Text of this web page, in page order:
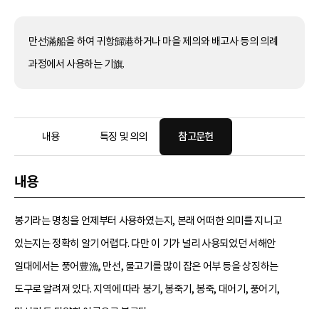
만선滿船을 하여 귀항歸港하거나 마을 제의와 배고사 등의 의례
과정에서 사용하는 기旗.
내용 특징 및 의의 참고문헌
내용
봉기라는 명칭을 언제부터 사용하였는지, 본래 어떠한 의미를 지니고
있는지는 정확히 알기 어렵다. 다만 이 기가 널리 사용되었던 서해안
일대에서는 풍어豊漁, 만선, 물고기를 많이 잡은 어부 등을 상징하는
도구로 알려져 있다. 지역에 따라 붕기, 봉죽기, 봉죽, 대어기, 풍어기,